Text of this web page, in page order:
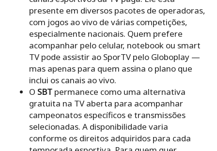
presente em diversos pacotes de operadoras,
com jogos ao vivo de várias competições,
especialmente nacionais. Quem prefere
acompanhar pelo celular, notebook ou smart
TV pode assistir ao SporTV pelo Globoplay —
mas apenas para quem assina o plano que
inclui os canais ao vivo.
O SBT permanece como uma alternativa
gratuita na TV aberta para acompanhar
campeonatos específicos e transmissões
selecionadas. A disponibilidade varia
conforme os direitos adquiridos para cada